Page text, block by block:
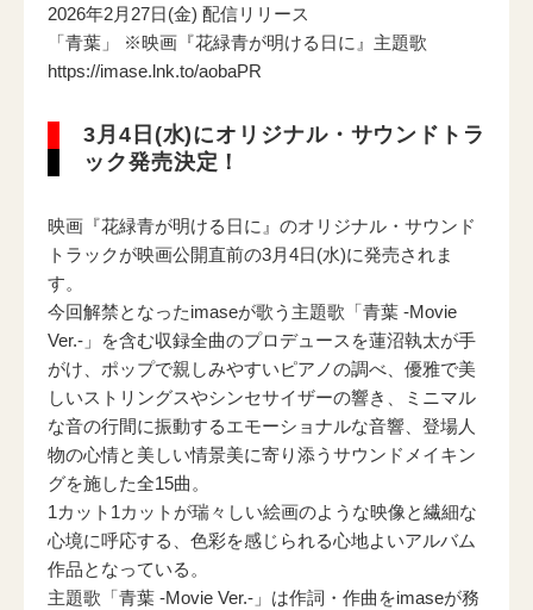
2026年2月27日(金) 配信リリース
「青葉」 ※映画『花緑青が明ける日に』主題歌
https://imase.lnk.to/aobaPR
3月4日(水)にオリジナル・サウンドトラ
ック発売決定！
映画『花緑青が明ける日に』のオリジナル・サウンド
トラックが映画公開直前の3月4日(水)に発売されま
す。
今回解禁となったimaseが歌う主題歌「青葉 -Movie
Ver.-」を含む収録全曲のプロデュースを蓮沼執太が手
がけ、ポップで親しみやすいピアノの調べ、優雅で美
しいストリングスやシンセサイザーの響き、ミニマル
な音の行間に振動するエモーショナルな音響、登場人
物の心情と美しい情景美に寄り添うサウンドメイキン
グを施した全15曲。
1カット1カットが瑞々しい絵画のような映像と繊細な
心境に呼応する、色彩を感じられる心地よいアルバム
作品となっている。
主題歌「青葉 -Movie Ver.-」は作詞・作曲をimaseが務